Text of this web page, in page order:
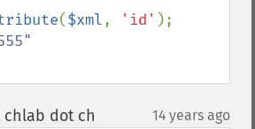
($xml, 'id'
chlab dot ch 14 years ago